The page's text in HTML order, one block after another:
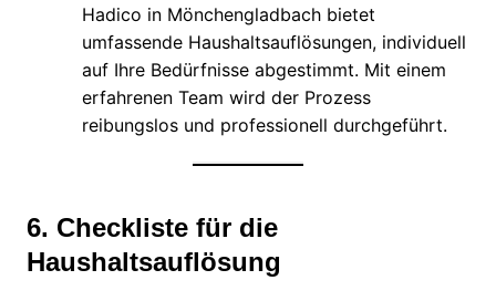
Hadico in Mönchengladbach bietet
umfassende Haushaltsauflösungen, individuell
auf Ihre Bedürfnisse abgestimmt. Mit einem
erfahrenen Team wird der Prozess
reibungslos und professionell durchgeführt.
6. Checkliste für die
Haushaltsauflösung